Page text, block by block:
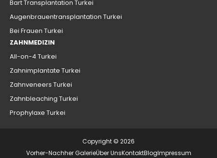
Bart Transplantation Turkei
Augenbrauentransplantation Turkei
Bei Frauen Turkei
ZAHNMEDIZIN
All-on-4 Turkei
Zahnimplantate Turkei
Zahnveneers Turkei
Zahnbleaching Turkei
Prophylaxe Turkei
Copyright © 2026
Vorher-Nachher GalerieÜber UnsKontaktBlogImpressum